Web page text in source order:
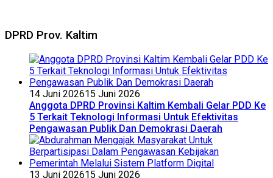
DPRD Prov. Kaltim
14 Juni 202615 Juni 2026
Anggota DPRD Provinsi Kaltim Kembali Gelar PDD Ke
5 Terkait Teknologi Informasi Untuk Efektivitas
Pengawasan Publik Dan Demokrasi Daerah
13 Juni 202615 Juni 2026